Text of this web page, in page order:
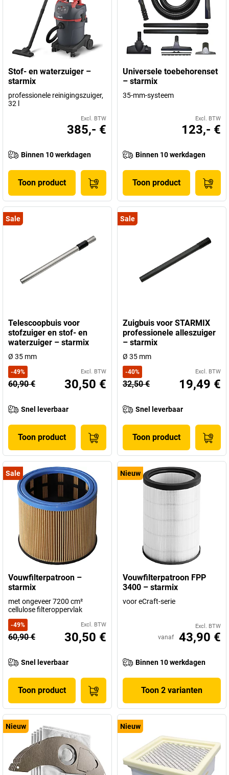
Stof- en waterzuiger –
starmix
professionele reinigingszuiger,
32 l
Excl. BTW
385,- €
Binnen 10 werkdagen
Toon product
Universele toebehorenset
– starmix
35-mm-systeem
Excl. BTW
123,- €
Binnen 10 werkdagen
Toon product
Sale
Telescoopbuis voor
stofzuiger en stof- en
waterzuiger – starmix
Ø 35 mm
-49% Excl. BTW
60,90 € 30,50 €
Snel leverbaar
Toon product
Sale
Zuigbuis voor STARMIX
professionele alleszuiger
– starmix
Ø 35 mm
-40% Excl. BTW
32,50 € 19,49 €
Snel leverbaar
Toon product
Sale
Vouwfilterpatroon –
starmix
met ongeveer 7200 cm²
cellulose filteroppervlak
-49% Excl. BTW
60,90 € 30,50 €
Snel leverbaar
Toon product
Nieuw
Vouwfilterpatroon FPP
3400 – starmix
voor eCraft-serie
Excl. BTW
vanaf 43,90 €
Binnen 10 werkdagen
Toon 2 varianten
Nieuw Nieuw